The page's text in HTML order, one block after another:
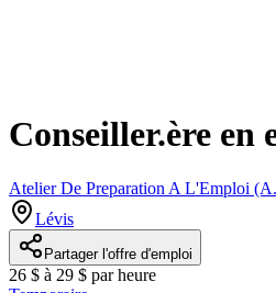
Conseiller.ère en
Atelier De Preparation A L'Emploi
Lévis
Partager l'offre d'emploi
26 $ à 29 $ par heure